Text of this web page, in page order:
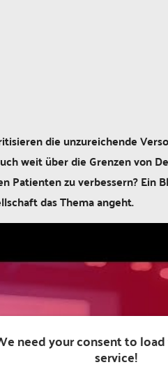
die unzureichende
weit über die Grenzen von
Patienten zu verbessern? Ein
das Thema angeht.
need your consent to
service!